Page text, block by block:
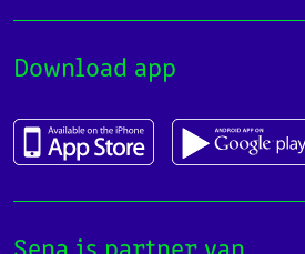
Download app